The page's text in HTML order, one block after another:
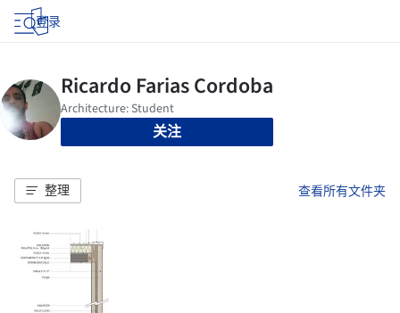
登录
关注
整理 查看所有文件夹